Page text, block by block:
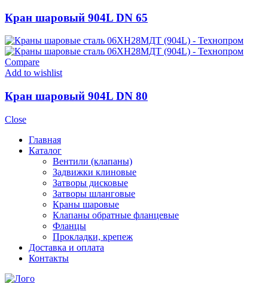
Кран шаровый 904L DN 65
Compare
Add to wishlist
Кран шаровый 904L DN 80
Close
Главная
Каталог
Вентили (клапаны)
Задвижки клиновые
Затворы дисковые
Затворы шланговые
Краны шаровые
Клапаны обратные фланцевые
Фланцы
Прокладки, крепеж
Доставка и оплата
Контакты